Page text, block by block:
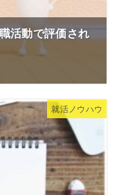
活動で評価され
就活ノウハウ